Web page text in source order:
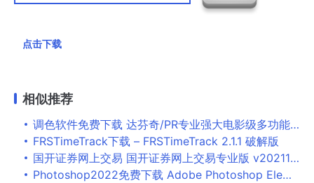
点击下载
相似推荐
调色软件免费下载 达芬奇/PR专业强大电影级多功能调色插件 Cinema Grade v1.1.5 CE直装破解版
FRSTimeTrack下载 – FRSTimeTrack 2.1.1 破解版
国开证券网上交易 国开证券网上交易专业版 v2021111509 官方安装免费版
Photoshop2022免费下载 Adobe Photoshop Elements 2022 v20.3.0 中文一键安装破解版(附使用教程)